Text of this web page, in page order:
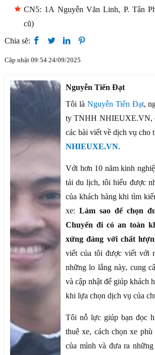
CN5: 1A Nguyễn Văn Linh, P. Tân
cũ)
Chia sẽ:
Cập nhật 09:54 24/09/2025
Nguyễn Tiến Đạt
Tôi là Nguyễn Tiến Đạt,
ty TNHH NHIEUXE.VN,
các bài viết về dịch vụ cho
NHIEUXE.VN.
Với hơn 10 năm kinh
tải du lịch, tôi hiểu được
của khách hàng khi tìm
xe: Làm sao để chọn
Chuyến đi có an toàn
xứng đáng với chất
viết của tôi được viết với
những lo lắng này, cung
và cập nhật để giúp khách
khi lựa chọn dịch vụ của
Tôi nỗ lực giúp bạn đọc
thuê xe, cách chọn xe
của mình và đưa ra